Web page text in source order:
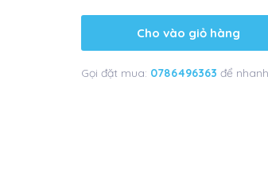
Cho vào giỏ hàng
Gọi đặt mua: 0786496363 để